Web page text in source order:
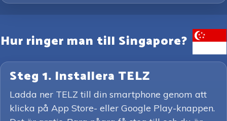
Hur ringer man till Singapore?
Steg 1. Installera TELZ
Ladda ner TELZ till din smartphone genom att
klicka på App Store- eller Google Play-knappen.